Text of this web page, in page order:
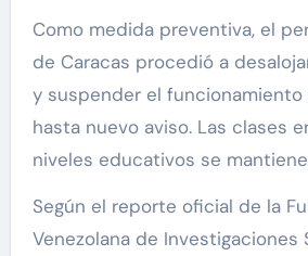
Como medida preventiva, el
de Caracas procedió a
y suspender el
hasta nuevo aviso. Las clases
niveles educativos se
Según el reporte oficial de la
Venezolana de Investigaciones